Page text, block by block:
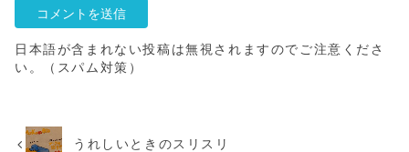
日本語が含まれない投稿は無視されますのでご注意くださ
い。（スパム対策）
うれしいときのスリスリ